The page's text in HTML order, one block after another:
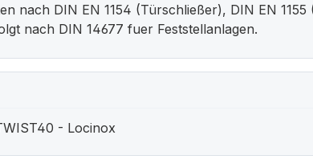
nach DIN EN 1154 (Türschließer), DIN EN
nach DIN 14677 fuer Feststellanlagen.
- Locinox